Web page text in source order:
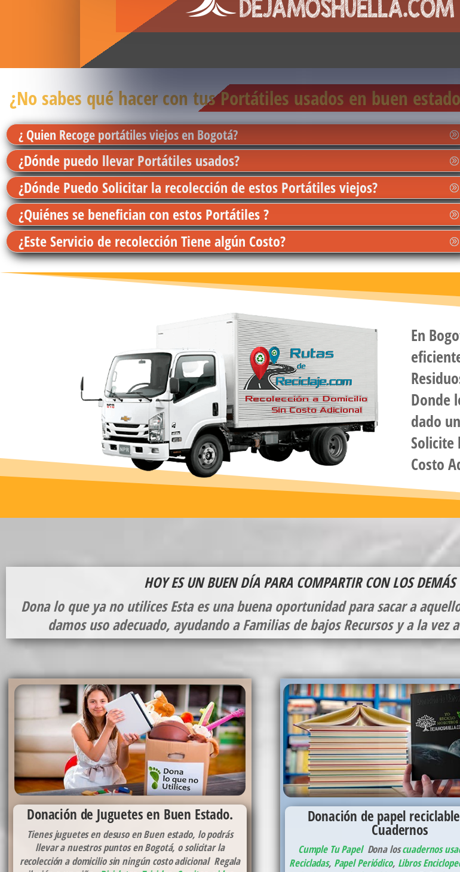
¿No sabes qué hacer con tus Portátiles usados en buen
¿ Quien Recoge portátiles viejos en Bogotá?
¿Dónde puedo llevar Portátiles usados?
¿Dónde Puedo Solicitar la recolección de estos Portátiles viejos?
¿Quiénes se benefician con estos Portátiles ?
¿Este Servicio de recolección Tiene algún Costo?
En
Donde
dado
Solicite
Costo
HOY ES UN BUEN DÍA PARA COMPARTIR CON LOS DEMÁS
Dona lo que ya no utilicesEsta es una buena oportunidad para sacar a
damos uso adecuado, ayudando a Familias de bajos Recursos y a la vez
Donación de Juguetes en Buen Estado.
Tienes juguetes en desuso en Buen estado, lo podrás
llevar a nuestros puntos en Bogotá, o solicitar la
recolección a domicilio sin ningún costo adicional Regala
Donación de papel
Cuadernos
Cumple Tu Papel Dona loscuadernos
Recicladas, Papel Periódico, Libros